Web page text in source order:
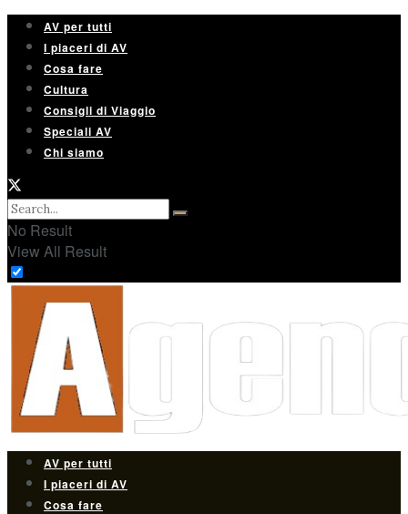
AV per tutti
I piaceri di AV
Cosa fare
Cultura
Consigli di Viaggio
Speciali AV
Chi siamo
No Result
View All Result
AV per tutti
I piaceri di AV
Cosa fare